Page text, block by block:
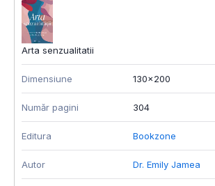
Arta senzualitatii
Dimensiune 130x200
Număr pagini 304
Editura Bookzone
Autor Dr. Emily Jamea